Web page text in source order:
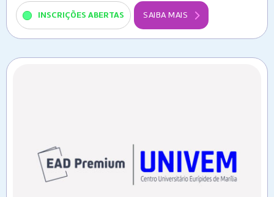
INSCRIÇÕES ABERTAS SAIBA MAIS